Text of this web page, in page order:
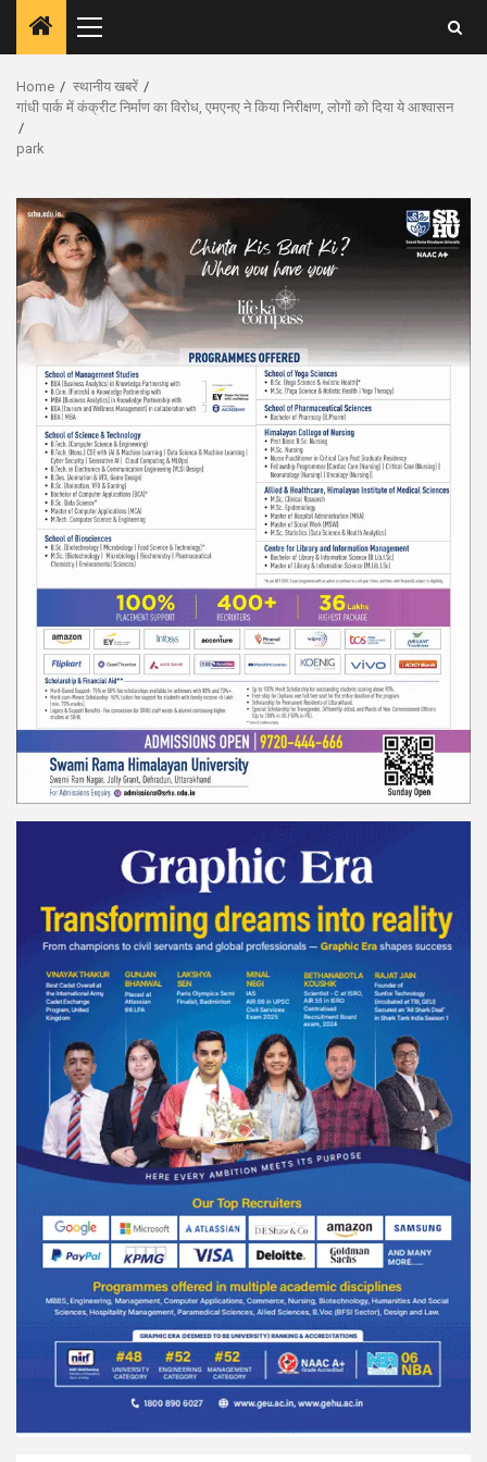
Primary
Menu
Home
स्थानीय खबरें
गांधी पार्क में कंक्रीट निर्माण का विरोध, एमएनए ने किया निरीक्षण, लोगों को दिया ये आश्वासन
park